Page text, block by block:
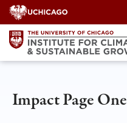
Skip
to
content
Impact Page One